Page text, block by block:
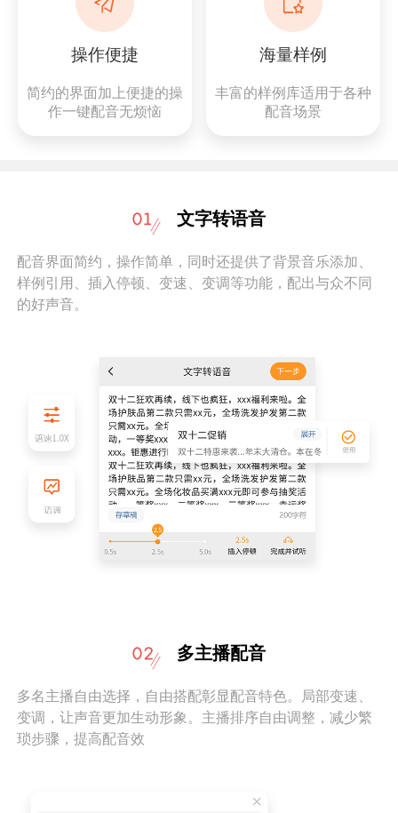
操作便捷
简约的界面加上便捷的操
作一键配音无烦恼
海量样例
丰富的样例库适用于各种
配音场景
文字转语音
配音界面简约，操作简单，同时还提供了背景音乐添加、
样例引用、插入停顿、变速、变调等功能，配出与众不同
的好声音。
多主播配音
多名主播自由选择，自由搭配彰显配音特色。局部变速、
变调，让声音更加生动形象。主播排序自由调整，减少繁
琐步骤，提高配音效